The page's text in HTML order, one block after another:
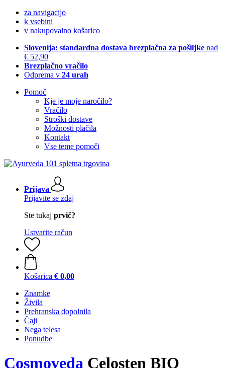
za navigacijo
k vsebini
v nakupovalno košarico
Slovenija: standardna dostava brezplačna za pošiljke nad
€ 52,90
Brezplačno vračilo
Odprema v 24 urah
Pomoč
Kje je moje naročilo?
Vračilo
Stroški dostave
Možnosti plačila
Kontakt
Vse teme pomoči
Prijava
Prijavite se zdaj
Ste tukaj prvič?
Ustvarite račun
Košarica € 0,00
Znamke
Živila
Prehranska dopolnila
Čaji
Nega telesa
Ponudbe
Cosmoveda Celosten BIO